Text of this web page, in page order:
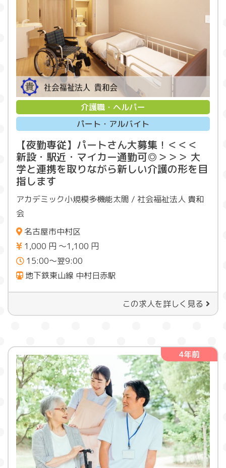
介護職・ヘルパー
パート・アルバイト
【夜勤専従】パートさん大募集！＜＜＜
新設・駅近・マイカー通勤可◎＞＞＞ 大
学と連携を取りながら新しい介護の形を目
指します
アカデミック小規模多機能太閤 / 社会福祉法人 貴和
会
名古屋市中村区
1,000 円 〜1,100 円
15:00～翌9:00
地下鉄東山線 中村日赤駅
この求人を詳しく見る
4年前